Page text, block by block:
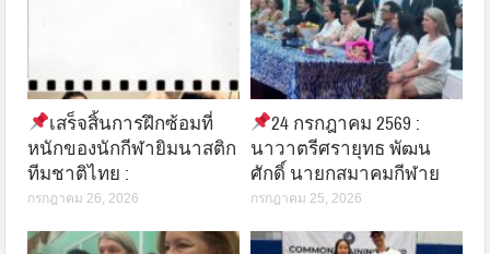
เสร็จสิ้นการฝึกซ้อมที่
หนักของนักกีฬายิมนาสติก
ทีมชาติไทย :
กรกฎาคม 26, 2026
24 กรกฎาคม 2569 :
นาวาตรีศรายุทธ พัฒน
ศักดิ์ นายกสมาคมกีฬาย
กรกฎาคม 25, 2026